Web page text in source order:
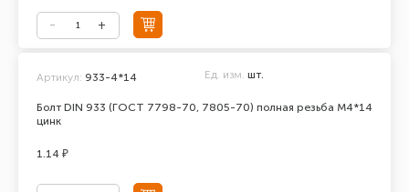
Болт DIN 933 (ГОСТ 7798-70, 7805-70) полная резьба М4*14
цинк
Артикул: 933-4*14 Ед. изм. шт.
1.14 ₽